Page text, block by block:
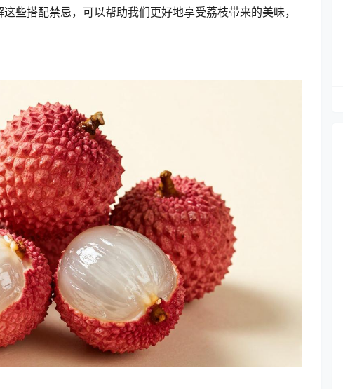
些搭配禁忌，可以帮助我们更好地享受荔枝带来的美味，